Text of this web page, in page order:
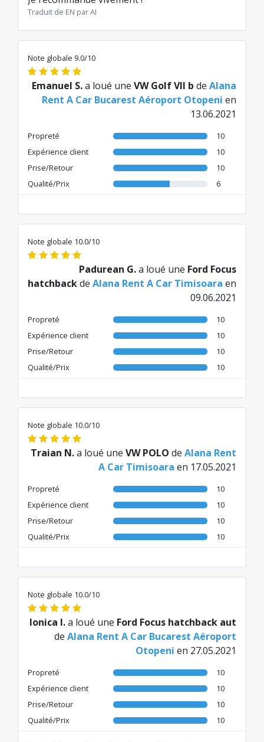
Traduit de EN par AI
Note globale 9.0/10
Emanuel S.a loué une VW Golf VII b de Alana
Rent A Car Bucarest Aéroport Otopeni en
13.06.2021
Propreté
10
Expérience client
10
Prise/Retour
10
Qualité/Prix
6
Note globale 10.0/10
Padurean G.a loué une Ford Focus
hatchbackde Alana Rent A Car Timisoara en
09.06.2021
Propreté
10
Expérience client
10
Prise/Retour
10
Qualité/Prix
10
Note globale 10.0/10
Traian N.a loué une VW POLO de Alana Rent
A Car Timisoara en 17.05.2021
Propreté
10
Expérience client
10
Prise/Retour
10
Qualité/Prix
10
Note globale 10.0/10
Ionica I.a loué une Ford Focus hatchback aut
de Alana Rent A Car Bucarest Aéroport
Otopeni en 27.05.2021
Propreté
10
Expérience client
10
Prise/Retour
10
Qualité/Prix
10